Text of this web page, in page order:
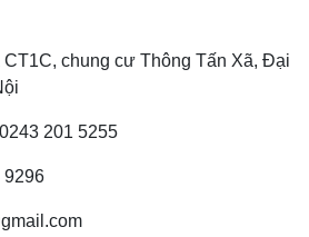
chung cư Thông Tấn Xã, Đại
201 5255
9296